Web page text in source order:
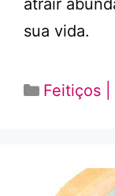
atrair
sua vida.
Feitiços |